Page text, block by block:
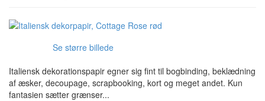
Se større billede
Italiensk dekorationspapir egner sig fint til bogbinding, beklædning
af æsker, decoupage, scrapbooking, kort og meget andet. Kun
fantasien sætter grænser...